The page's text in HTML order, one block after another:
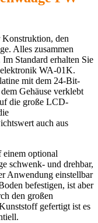
Konstruktion, den
Alles zusammen
Standard erhalten Sie
WA-01K.
mit dem 24-Bit-
Gehäuse verklebt
die große LCD-
auch aus
optional
schwenk- und drehbar,
Anwendung einstellbar
befestigen, ist aber
den großen
gefertigt ist es